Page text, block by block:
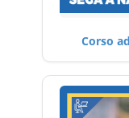
Corso